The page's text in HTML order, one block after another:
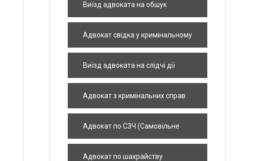
Виїзд адвоката на обшук
Адвокат свідка у кримінальному
Виїзд адвоката на слідчі дії
Адвокат з кримінальних справ
Адвокат по СЗЧ (Самовільне
Адвокат по шахрайству